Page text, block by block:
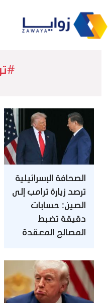
الصحافة الإسرائيلية
ترصد زيارة ترامب إلى
الصين: حسابات
دقيقة تضبط
المصالح المعقدة